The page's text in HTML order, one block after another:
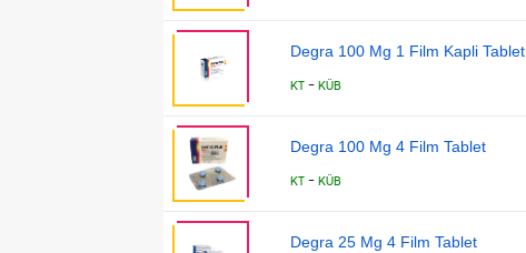
Degra 100 Mg 1 Film Kapli Tablet
KT - KÜB
Degra 100 Mg 4 Film Tablet
KT - KÜB
Degra 25 Mg 4 Film Tablet